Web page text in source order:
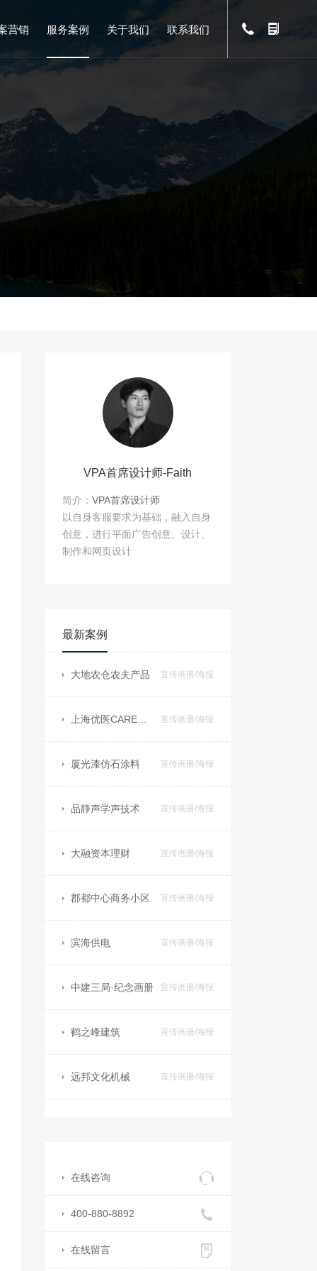
营销 服务案例 关于我们 联系我们
VPA首席设计师-Faith
简介： VPA首席设计师
以自身客服要求为基础，融入自身
创意，进行平面广告创意、设计、
制作和网页设计
最新案例
大地农仓农夫产品 宣传画册/海报
上海优医CARE宣传设计展示 宣传画册/海报
厦光漆仿石涂料 宣传画册/海报
品静声学声技术 宣传画册/海报
大融资本理财 宣传画册/海报
郡都中心商务小区 宣传画册/海报
滨海供电 宣传画册/海报
中建三局·纪念画册 宣传画册/海报
鹤之峰建筑 宣传画册/海报
远邦文化机械 宣传画册/海报
在线咨询
400-880-8892
在线留言